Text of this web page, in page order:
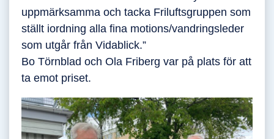
uppmärksamma och tacka Friluftsgruppen som
ställt iordning alla fina motions/vandringsleder
som utgår från Vidablick.”
Bo Törnblad och Ola Friberg var på plats för att
ta emot priset.